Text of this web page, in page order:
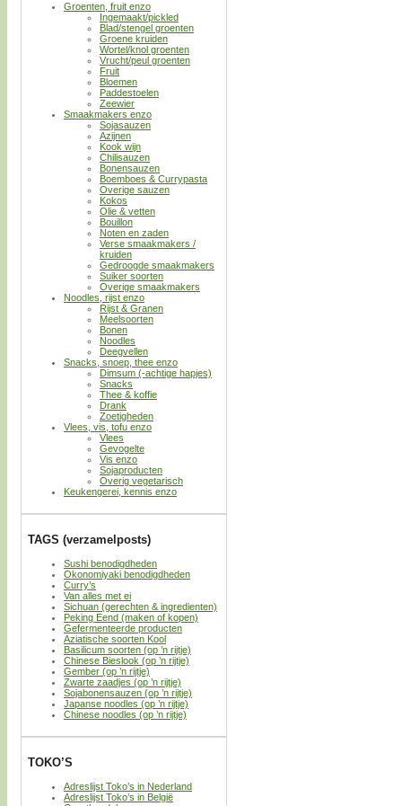
Groenten, fruit enzo
Ingemaakt/pickled
Blad/stengel groenten
Groene kruiden
Wortel/knol groenten
Vrucht/peul groenten
Fruit
Bloemen
Paddestoelen
Zeewier
Smaakmakers enzo
Sojasauzen
Azijnen
Kook wijn
Chilisauzen
Bonensauzen
Boemboes & Currypasta
Overige sauzen
Kokos
Olie & vetten
Bouillon
Noten en zaden
Verse smaakmakers /
kruiden
Gedroogde smaakmakers
Suiker soorten
Overige smaakmakers
Noodles, rijst enzo
Rijst & Granen
Meelsoorten
Bonen
Noodles
Deegvellen
Snacks, snoep, thee enzo
Dimsum (-achtige hapjes)
Snacks
Thee & koffie
Drank
Zoetigheden
Vlees, vis, tofu enzo
Vlees
Gevogelte
Vis enzo
Sojaproducten
Overig vegetarisch
Keukengerei, kennis enzo
TAGS (verzamelposts)
Sushi benodigdheden
Okonomiyaki benodigdheden
Curry’s
Van alles met ei
Sichuan (gerechten & ingredienten)
Peking Eend (maken of kopen)
Gefermenteerde producten
Aziatische soorten Kool
Basilicum soorten (op ’n rijtje)
Chinese Bieslook (op ’n rijtje)
Gember (op ’n rijtje)
Zwarte zaadjes (op ’n rijtje)
Sojabonensauzen (op ’n rijtje)
Japanse noodles (op ’n rijtje)
Chinese noodles (op ’n rijtje)
TOKO’S
Adreslijst Toko’s in Nederland
Adreslijst Toko’s in België